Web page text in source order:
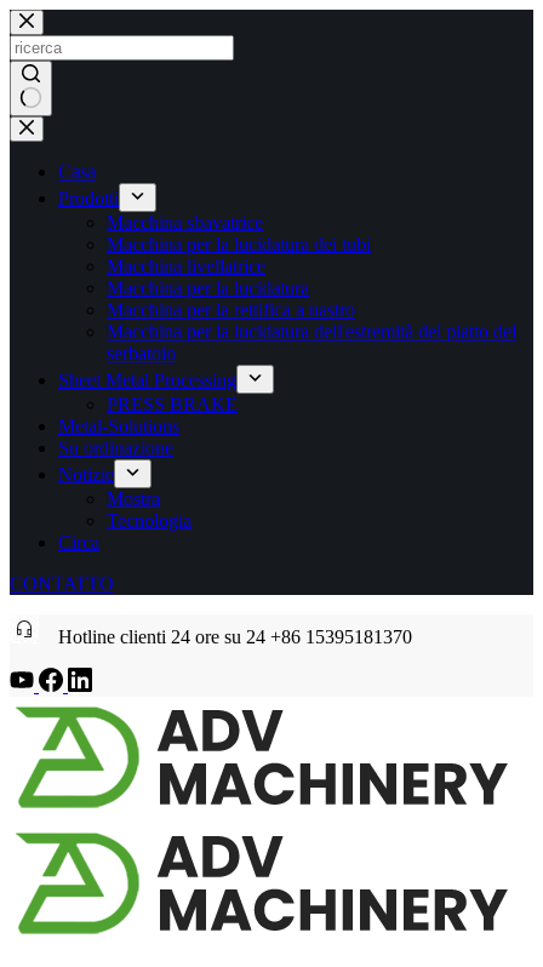
Salta
al
contenuto
Nessun
risultato
Casa
Prodotti
Macchina sbavatrice
Macchina per la lucidatura dei tubi
Macchina livellatrice
Macchina per la lucidatura
Macchina per la rettifica a nastro
Macchina per la lucidatura dell'estremità del piatto del
serbatoio
Sheet Metal Processing
PRESS BRAKE
Metal-Solutions
Su ordinazione
Notizie
Mostra
Tecnologia
Circa
CONTATTO
Hotline clienti 24 ore su 24 +86 15395181370